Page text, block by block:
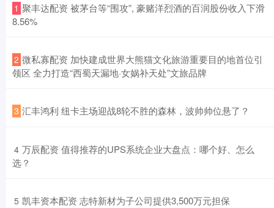
1 ​聚丰达配资 被茅台等“围攻”, 豪赌洋烈酒的百润股份收入下滑
8.56%
2 ​微私寡配资 加快建成世界大熊猫文化旅游重要目的地首位引
领区 全力打造“西蜀天漏地·女娲补天处”文旅品牌
3 ​汇丰鸿利 纽卡主场迎战8轮不胜的森林，波帅帅位悬了？
4 ​万辰配资 值得推荐的UPS系统企业大盘点：哪个好、怎么
选？
5 ​凯丰资本配资 志特新材为子公司提供3,500万元担保